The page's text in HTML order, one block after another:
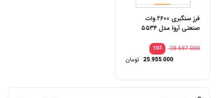
فرز سنگبری ۲۶۰۰ وات
صنعتی آروا مدل ۵۵۳۴
٪10
28.687.000
25.955.000 تومان